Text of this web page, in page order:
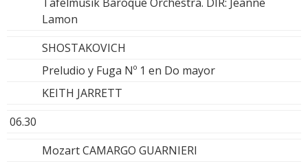
Lamon
SHOSTAKOVICH
Preludio y Fuga Nº 1 en Do mayor
KEITH JARRETT
06.30
Mozart CAMARGO GUARNIERI